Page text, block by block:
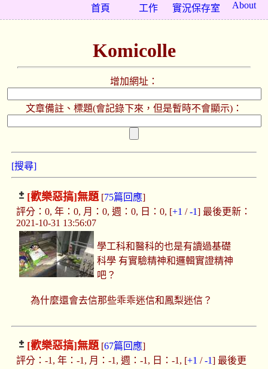
About
實況保存室
工作
首頁
Komicolle
增加網址：
文章備註、標題(會記錄下來，但是暫時不會顯示)：
[搜尋]
[歡樂惡搞]無題[75篇回應]
評分：0, 年：0, 月：0, 週：0, 日：0, [+1 /-1] 最後更新：
2021-10-31 13:56:07
學工科和醫科的也是有讀過基礎
科學 有實驗精神和邏輯實證精神
吧？
為什麼還會去信那些乖乖迷信和鳳梨迷信？
[歡樂惡搞]無題[67篇回應]
評分：-1, 年：-1, 月：-1, 週：-1, 日：-1, [+1 /-1] 最後更